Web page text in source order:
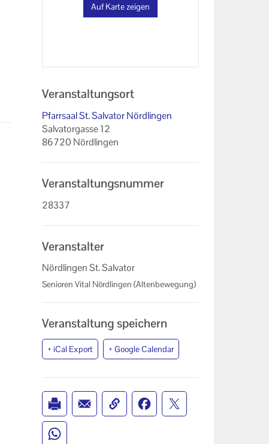
Auf Karte zeigen
Veranstaltungsort
Pfarrsaal St. Salvator Nördlingen
Salvatorgasse 12
86720 Nördlingen
Veranstaltungsnummer
28337
Veranstalter
Nördlingen St. Salvator
Senioren Vital Nördlingen (Altenbewegung)
Veranstaltung speichern
+ iCal Export + Google Calendar